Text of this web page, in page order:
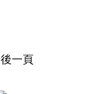
一頁